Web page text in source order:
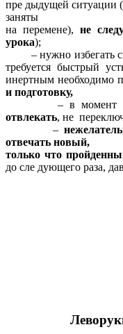
пре дыдущей ситуации
заняты
на перемене), не
урока);
– нужно избегать
требуется быстрый
инертным необходимо
и подготовку,
– в момент
отвлекать, не
–
отвечать новый,
только что
до сле дующего раза,